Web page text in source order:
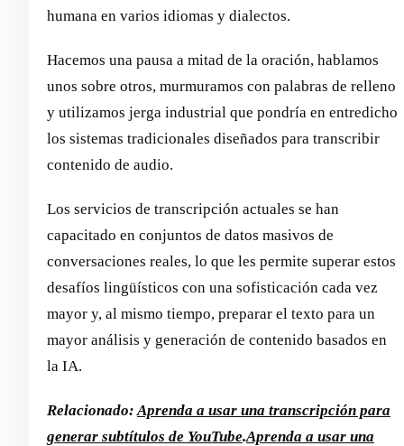
humana en varios idiomas y dialectos.
Hacemos una pausa a mitad de la oración, hablamos
unos sobre otros, murmuramos con palabras de relleno
y utilizamos jerga industrial que pondría en entredicho
los sistemas tradicionales diseñados para transcribir
contenido de audio.
Los servicios de transcripción actuales se han
capacitado en conjuntos de datos masivos de
conversaciones reales, lo que les permite superar estos
desafíos lingüísticos con una sofisticación cada vez
mayor y, al mismo tiempo, preparar el texto para un
mayor análisis y generación de contenido basados en
la IA.
Relacionado: Aprenda a usar una transcripción para
generar subtítulos de YouTube.Aprenda a usar una